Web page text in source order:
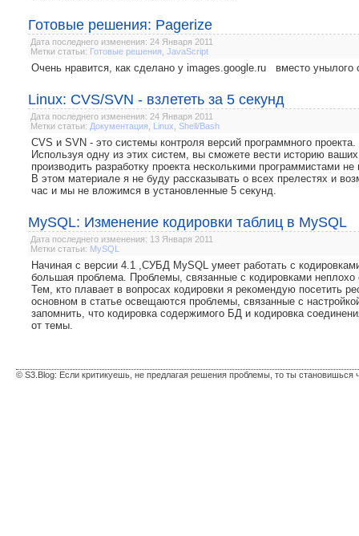
Готовые решения: Pagerize
Дата последнего изменения: 24 Января 2011
Метки статьи: Готовые решения JavaScript
Очень нравится, как сделано у images.google.ru вместо
Linux: CVS/SVN - взлететь за 5 секунд
Дата последнего изменения: 24 Января 2011
Метки статьи: Документация Linux Shell/Bash
CVS и SVN - это системы контроля версий программного проекта.
Используя одну из этих систем, вы сможете вести историю
производить разработку проекта несколькими программистами
В этом материале я не буду рассказывать о всех прелестях и
час и мы не вложимся в установленные 5 секунд.
MySQL: Изменение кодировки таблиц в MySQL
Дата последнего изменения: 13 Января 2011
Метки статьи: MySQL
Начиная с версии 4.1 ,СУБД MySQL умеет работать с
большая проблема. Проблемы, связанные с кодировками
Тем, кто плавает в вопросах кодировки я рекомендую посетить
основном в статье освещаются проблемы, связанные с
запомнить, что кодировка содержимого БД и кодировка
от темы.
© S3.Blog: Если критикуешь, не предлагая решения проблемы, то ты становишься